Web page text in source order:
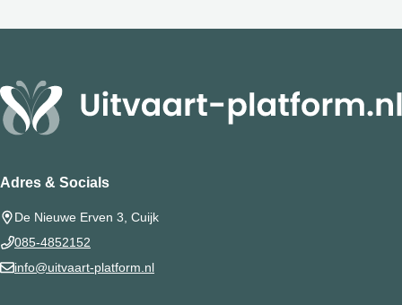
Adres & Socials
De Nieuwe Erven 3, Cuijk
085-4852152
info@uitvaart-platform.nl